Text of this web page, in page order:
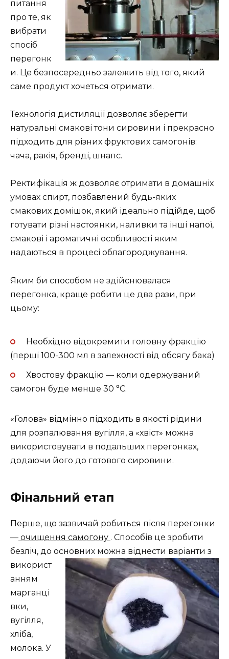
питання
про те, як
вибрати
спосіб
перегонк
и. Це безпосередньо залежить від того, який
саме продукт хочеться отримати.
Технологія дистиляції дозволяє зберегти
натуральні смакові тони сировини і прекрасно
підходить для різних фруктових самогонів:
чача, ракія, бренді, шнапс.
Ректифікація ж дозволяє отримати в домашніх
умовах спирт, позбавлений будь-яких
смакових домішок, який ідеально підійде, щоб
готувати різні настоянки, наливки та інші напої,
смакові і ароматичні особливості яким
надаються в процесі облагороджування.
Яким би способом не здійснювалася
перегонка, краще робити це два рази, при
цьому:
Необхідно відокремити головну фракцію
(перші 100-300 мл в залежності від обсягу бака)
Хвостову фракцію — коли одержуваний
самогон буде менше 30 °С.
«Голова» відмінно підходить в якості рідини
для розпалювання вугілля, а «хвіст» можна
використовувати в подальших перегонках,
додаючи його до готового сировини.
Фінальний етап
Перше, що зазвичай робиться після перегонки
— очищення самогону . Способів це зробити
безліч, до основних можна віднести варіанти з
використ
анням
марганці
вки,
вугілля,
хліба,
молока. У